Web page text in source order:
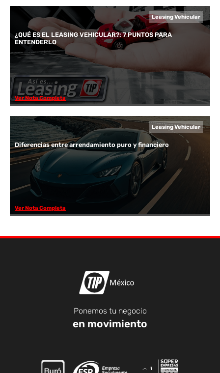
Leasing Vehicular
¿QUÉ ES EL LEASING VEHICULAR?: 7 PUNTOS PARA
ENTENDERLO
Ver Nota Completa
Leasing Vehicular
Diferencias entre arrendamiento puro y financiero
Ver Nota Completa
Ponemos tu negocio
en movimiento